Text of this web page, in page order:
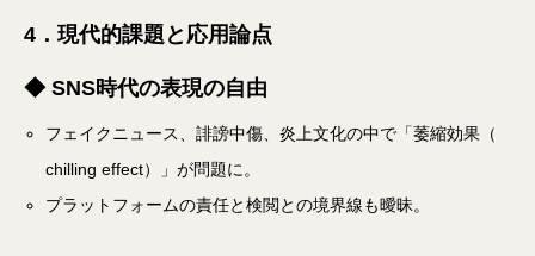
4．現代的課題と応用論点
◆ SNS時代の表現の自由
フェイクニュース、誹謗中傷、炎上文化の中で「萎縮効果（
chilling effect）」が問題に。
プラットフォームの責任と検閲との境界線も曖昧。